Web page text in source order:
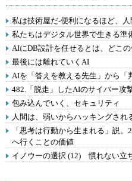
私は技術屋だ-便利になるほど、
私たちはデジタル世界で生きる準
AIにDB設計を任せるとは、どこ
最後には離れていくAI
AIを「答えを教える先生」から「
482.「脱走」したAIのサイバー攻
包み込んでいく、セキュリティ
人間は、弱いからハッキングされ
「思考は行動から生まれる」説
へ行くことの価値
イノウーの選択 (12) 慣れない立